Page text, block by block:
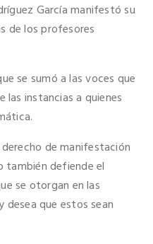
García manifestó su
de los profesores
se sumó a las voces que
instancias a quienes
de manifestación
también defiende el
se otorgan en las
desea que estos sean